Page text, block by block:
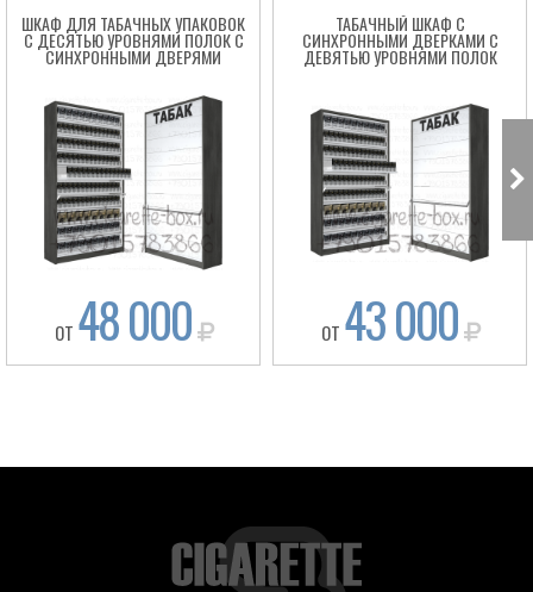
ШКАФ ДЛЯ ТАБАЧНЫХ УПАКОВОК
С ДЕСЯТЬЮ УРОВНЯМИ ПОЛОК С
СИНХРОННЫМИ ДВЕРЯМИ
ОТ 48 000
ТАБАЧНЫЙ ШКАФ С
СИНХРОННЫМИ ДВЕРКАМИ С
ДЕВЯТЬЮ УРОВНЯМИ ПОЛОК
ОТ 43 000